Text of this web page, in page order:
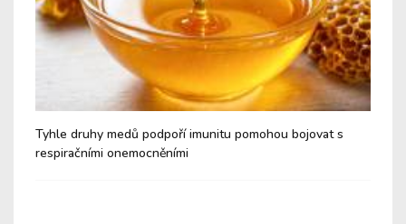
Tyhle druhy medů podpoří imunitu pomohou bojovat s
respiračními onemocněními